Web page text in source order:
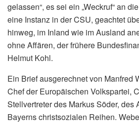
gelassen“, es sei ein „Weckruf“ an
eine Instanz in der CSU, geachtet
hinweg, im Inland wie im Ausland
ohne Affären, der frühere
Helmut Kohl.
Ein Brief ausgerechnet von Manfred
Chef der Europäischen Volkspartei,
Stellvertreter des Markus Söder, des
Bayerns christsozialen Reihen.